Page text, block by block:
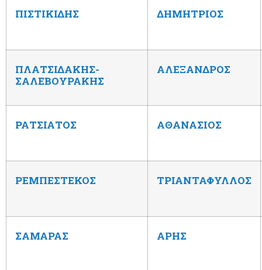
ΠΙΣΤΙΚΙΔΗΣ ΔΗΜΗΤΡΙΟΣ
ΠΛΑΤΣΙΔΑΚΗΣ-
ΣΑΛΕΒΟΥΡΑΚΗΣ
ΑΛΕΞΑΝΔΡΟΣ
ΡΑΤΣΙΑΤΟΣ ΑΘΑΝΑΣΙΟΣ
ΡΕΜΠΕΣΤΕΚΟΣ ΤΡΙΑΝΤΑΦΥΛΛΟΣ
ΣΑΜΑΡΑΣ ΑΡΗΣ